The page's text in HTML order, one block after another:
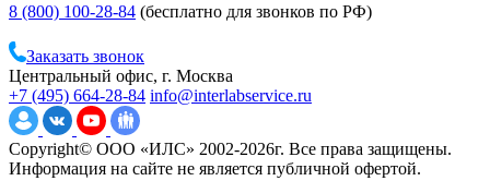
8 (800) 100-28-84 (бесплатно для звонков по РФ)
Заказать звонок
Центральный офис, г. Москва
+7 (495) 664-28-84 info@interlabservice.ru
Copyright© ООО «ИЛС» 2002-2026г. Все права защищены.
Информация на сайте не является публичной офертой.